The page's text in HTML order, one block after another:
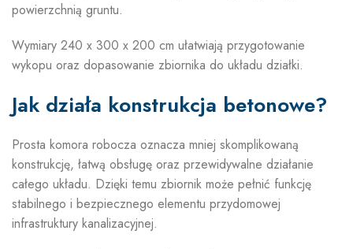
powierzchnią gruntu.
Wymiary 240 x 300 x 200 cm ułatwiają przygotowanie
wykopu oraz dopasowanie zbiornika do układu działki.
Jak działa konstrukcja betonowe?
Prosta komora robocza oznacza mniej skomplikowaną
konstrukcję, łatwą obsługę oraz przewidywalne działanie
całego układu. Dzięki temu zbiornik może pełnić funkcję
stabilnego i bezpiecznego elementu przydomowej
infrastruktury kanalizacyjnej.